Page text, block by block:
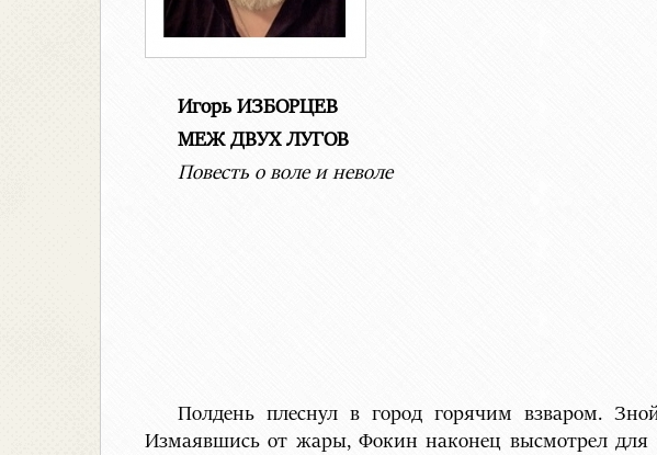
Игорь ИЗБОРЦЕВ
МЕЖ ДВУХ ЛУГОВ
Повесть о воле и неволе
Полдень плеснул в город горячим взваром.
Измаявшись от жары, Фокин наконец высмотрел для